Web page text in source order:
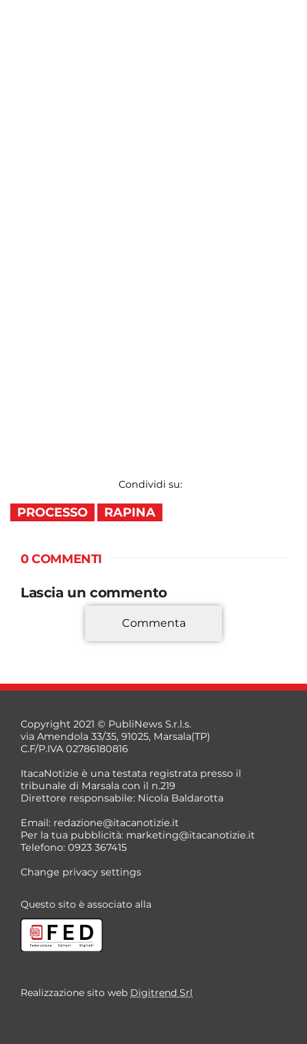
Condividi su:
PROCESSO RAPINA
0 COMMENTI
Lascia un commento
*
*
Commenta
Copyright 2021 © PubliNews S.r.l.s.
via Amendola 33/35, 91025, Marsala(TP)
C.F/P.IVA 02786180816
ItacaNotizie è una testata registrata presso il
tribunale di Marsala con il n.219
Direttore responsabile: Nicola Baldarotta
Email: redazione@itacanotizie.it
Per la tua pubblicità: marketing@itacanotizie.it
Telefono: 0923 367415
Change privacy settings
Questo sito è associato alla
Realizzazione sito web Digitrend Srl